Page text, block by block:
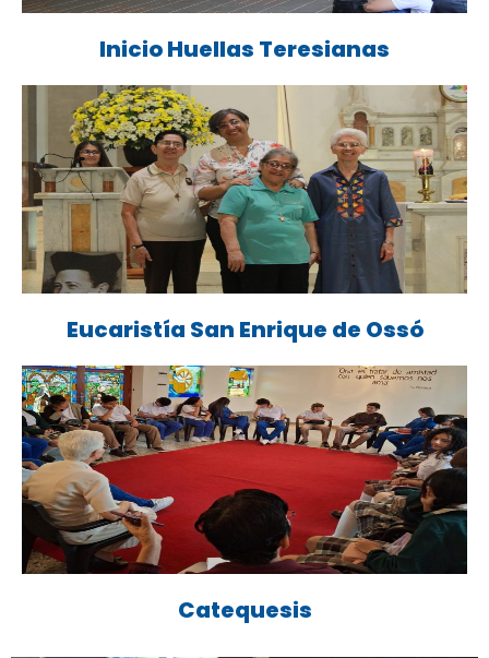
Inicio Huellas Teresianas
Eucaristía San Enrique de Ossó
Catequesis